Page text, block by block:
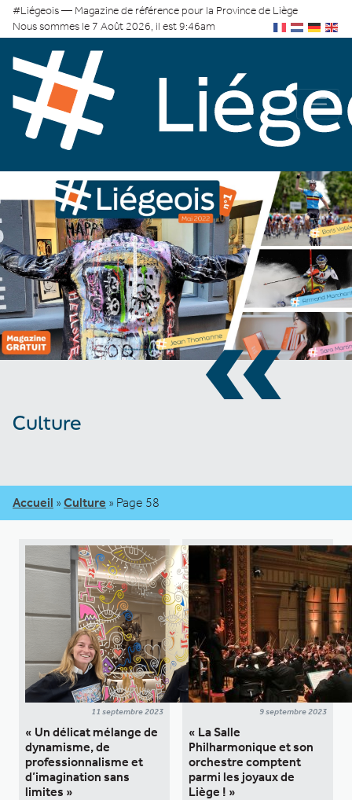
#Liégeois — Magazine de référence pour la Province de Liège
Nous sommes le 7 Août 2026, il est 9:46am
«
Culture
Accueil » Culture » Page 58
11 septembre 2023
« Un délicat mélange de
dynamisme, de
professionnalisme et
d’imagination sans
limites »
9 septembre 2023
« La Salle
Philharmonique et son
orchestre comptent
parmi les joyaux de
Liège ! »